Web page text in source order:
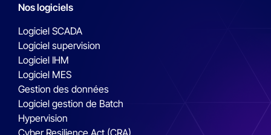
Nos logiciels
Logiciel SCADA
Logiciel supervision
Logiciel IHM
Logiciel MES
Gestion des données
Logiciel gestion de Batch
Hypervision